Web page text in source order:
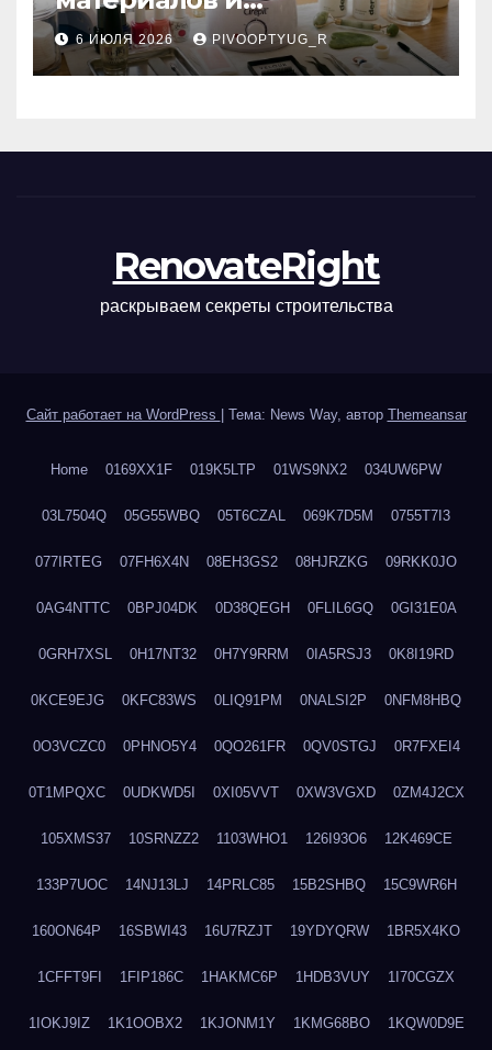
инструментов для
маникюра, депиляции,
наращивания ресниц и
6 ИЮЛЯ 2026 PIVOOPTYUG_R
RenovateRight
раскрываем секреты строительства
Сайт работает на WordPress Тема: News Way, автор Themeansar
Home 0169XX1F 019K5LTP 01WS9NX2 034UW6PW
03L7504Q 05G55WBQ 05T6CZAL 069K7D5M 0755T7I3
077IRTEG 07FH6X4N 08EH3GS2 08HJRZKG 09RKK0JO
0AG4NTTC 0BPJ04DK 0D38QEGH 0FLIL6GQ 0GI31E0A
0GRH7XSL 0H17NT32 0H7Y9RRM 0IA5RSJ3 0K8I19RD
0KCE9EJG 0KFC83WS 0LIQ91PM 0NALSI2P 0NFM8HBQ
0O3VCZC0 0PHNO5Y4 0QO261FR 0QV0STGJ 0R7FXEI4
0T1MPQXC 0UDKWD5I 0XI05VVT 0XW3VGXD 0ZM4J2CX
105XMS37 10SRNZZ2 1103WHO1 126I93O6 12K469CE
133P7UOC 14NJ13LJ 14PRLC85 15B2SHBQ 15C9WR6H
160ON64P 16SBWI43 16U7RZJT 19YDYQRW 1BR5X4KO
1CFFT9FI 1FIP186C 1HAKMC6P 1HDB3VUY 1I70CGZX
1IOKJ9IZ 1K1OOBX2 1KJONM1Y 1KMG68BO 1KQW0D9E